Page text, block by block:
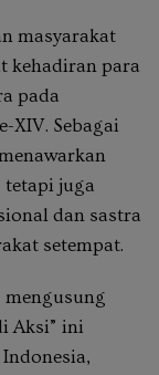
masyarakat
kehadiran para
pada
XIV. Sebagai
tetapi juga
dan sastra
setempat.
mengusung
Aksi” ini